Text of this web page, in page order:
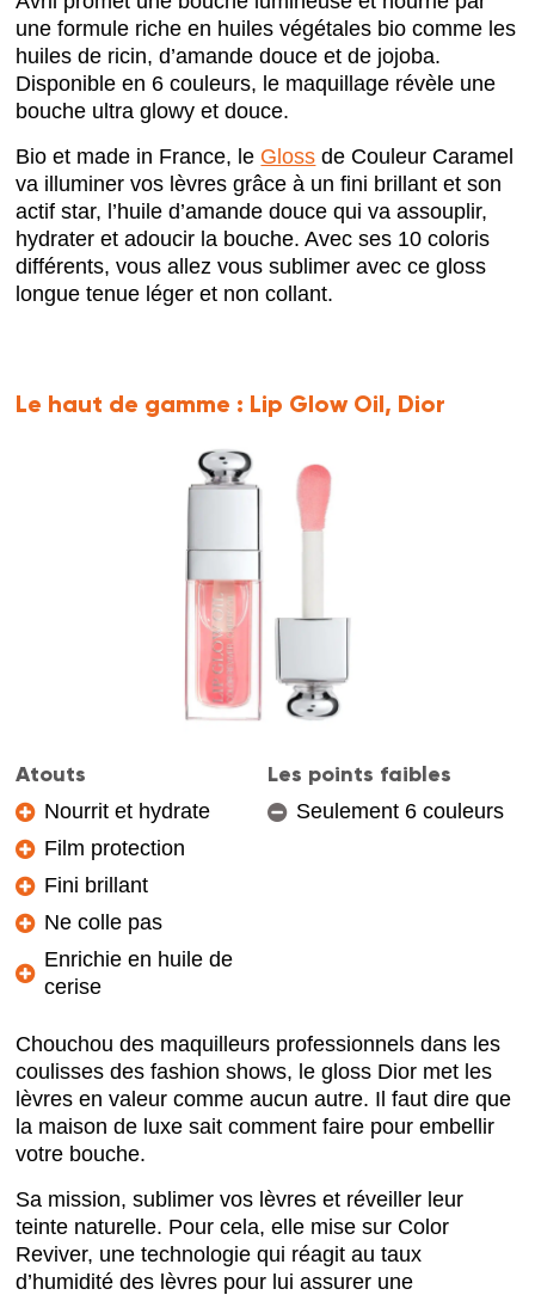
une formule riche en huiles végétales bio comme les
huiles de ricin, d’amande douce et de jojoba.
Disponible en 6 couleurs, le maquillage révèle une
bouche ultra glowy et douce.
Bio et made in France, le Gloss de Couleur Caramel
va illuminer vos lèvres grâce à un fini brillant et son
actif star, l’huile d’amande douce qui va assouplir,
hydrater et adoucir la bouche. Avec ses 10 coloris
différents, vous allez vous sublimer avec ce gloss
longue tenue léger et non collant.
Le haut de gamme : Lip Glow Oil, Dior
Atouts
Nourrit et hydrate
Film protection
Fini brillant
Ne colle pas
Enrichie en huile de
cerise
Les points faibles
Seulement 6 couleurs
Chouchou des maquilleurs professionnels dans les
coulisses des fashion shows, le gloss Dior met les
lèvres en valeur comme aucun autre. Il faut dire que
la maison de luxe sait comment faire pour embellir
votre bouche.
Sa mission, sublimer vos lèvres et réveiller leur
teinte naturelle. Pour cela, elle mise sur Color
Reviver, une technologie qui réagit au taux
d’humidité des lèvres pour lui assurer une